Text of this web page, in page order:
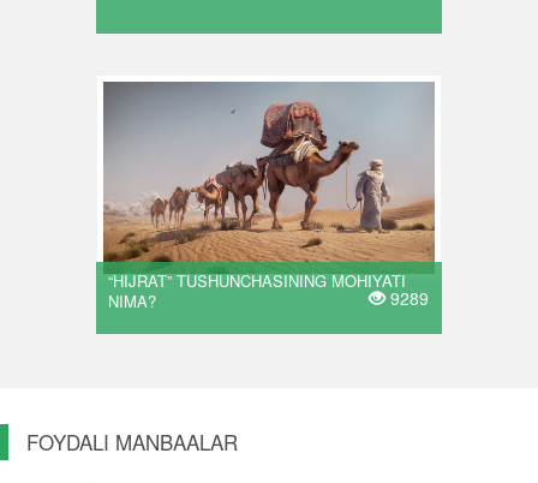
“HIJRAT” TUSHUNCHASINING MOHIYATI
NIMA?
9289
FOYDALI MANBAALAR